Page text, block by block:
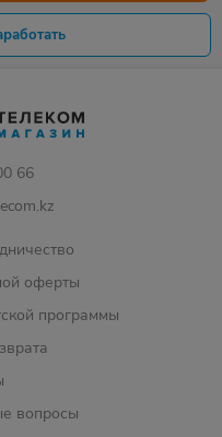
66
оферты
программы
вопросы